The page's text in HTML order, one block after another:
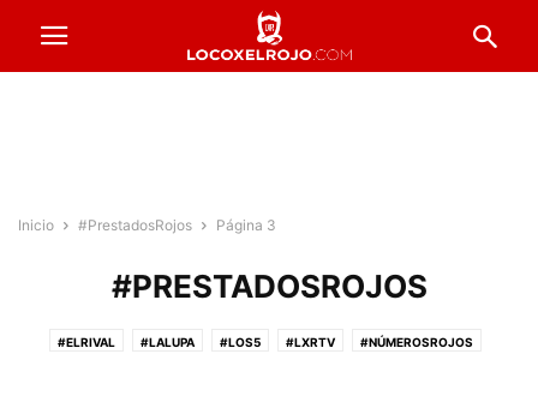
Inicio #PrestadosRojos Página 3
#PRESTADOSROJOS
#ELRIVAL #LALUPA #LOS5 #LXRTV #NÚMEROSROJOS